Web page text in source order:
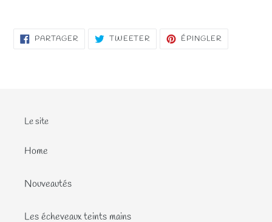
PARTAGERPARTAGER
SUR
TWEETER TWEETERÉPINGLER
Le site
Home
Nouveautés
Les écheveaux teints mains